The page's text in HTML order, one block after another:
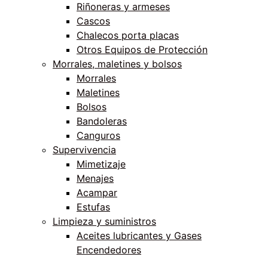
Riñoneras y armeses
Cascos
Chalecos porta placas
Otros Equipos de Protección
Morrales, maletines y bolsos
Morrales
Maletines
Bolsos
Bandoleras
Canguros
Supervivencia
Mimetizaje
Menajes
Acampar
Estufas
Limpieza y suministros
Aceites lubricantes y Gases
Encendedores